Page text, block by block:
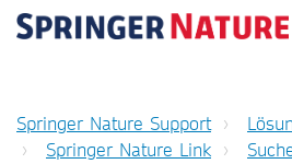
Springer Nature Support
Springer Nature Link